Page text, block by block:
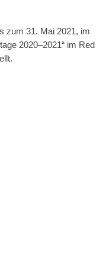
zum 31. Mai 2021, im
2020–2021“ im Red